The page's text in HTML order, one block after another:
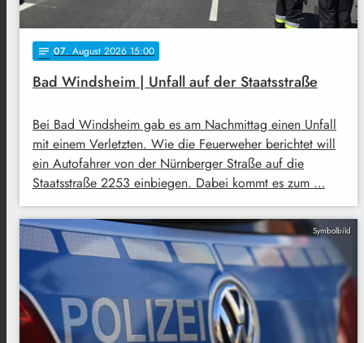
notes 07. August 2026 15:00
Bad Windsheim | Unfall auf der Staatsstraße
Bei Bad Windsheim gab es am Nachmittag einen Unfall
mit einem Verletzten. Wie die Feuerweher berichtet will
ein Autofahrer von der Nürnberger Straße auf die
Staatsstraße 2253 einbiegen. Dabei kommt es zum …
Symbolbild